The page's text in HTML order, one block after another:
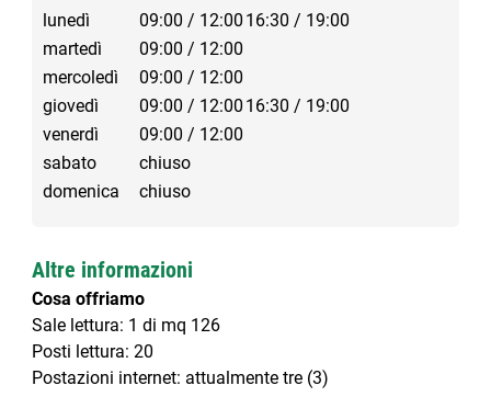
lunedì
09:00 / 12:00 16:30 / 19:00
martedì
09:00 / 12:00
mercoledì
09:00 / 12:00
giovedì
09:00 / 12:00 16:30 / 19:00
venerdì
09:00 / 12:00
sabato
chiuso
domenica
chiuso
Altre informazioni
Cosa offriamo
Sale lettura: 1 di mq 126
Posti lettura: 20
Postazioni internet: attualmente tre (3)